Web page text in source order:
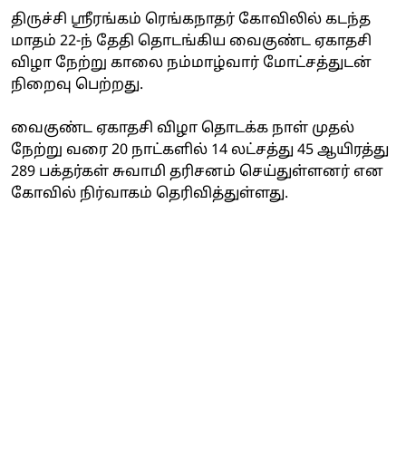
திருச்சி ஸ்ரீரங்கம் ரெங்கநாதர் கோவிலில் கடந்த
மாதம் 22-ந் தேதி தொடங்கிய வைகுண்ட ஏகாதசி
விழா நேற்று காலை நம்மாழ்வார் மோட்சத்துடன்
நிறைவு பெற்றது.
வைகுண்ட ஏகாதசி விழா தொடக்க நாள் முதல்
நேற்று வரை 20 நாட்களில் 14 லட்சத்து 45 ஆயிரத்து
289 பக்தர்கள் சுவாமி தரிசனம் செய்துள்ளனர் என
கோவில் நிர்வாகம் தெரிவித்துள்ளது.